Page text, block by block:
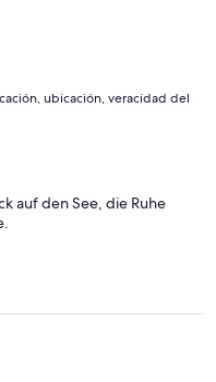
ubicación, veracidad del
auf den See, die Ruhe